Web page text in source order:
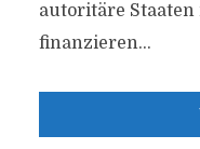
autoritäre
finanzieren...